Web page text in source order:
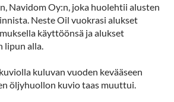
Navidom Oy:n, joka huolehtii alusten
Neste Oil vuokrasi alukset
käyttöönsä ja alukset
lipun alla.
kuluvan vuoden kevääseen
öljyhuollon kuvio taas muuttui.